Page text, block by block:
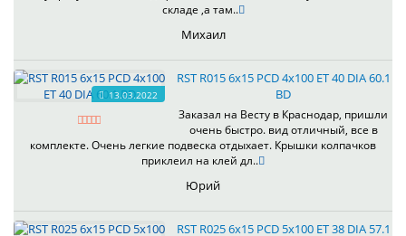
складе ,а там..
Михаил
13.03.2022
RST R015 6x15 PCD 4x100 ET 40 DIA 60.1
BD
Заказал на Весту в Краснодар, пришли
очень быстро. вид отличный, все в
комплекте. Очень легкие подвеска отдыхает. Крышки колпачков
приклеил на клей дл..
Юрий
RST R025 6x15 PCD 5x100 ET 38 DIA 57.1